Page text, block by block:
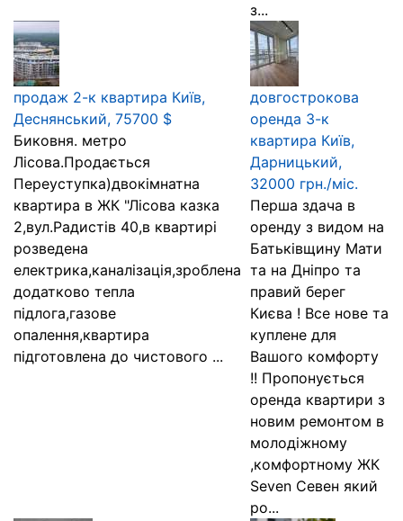
з...
продаж 2-к квартира Київ,
Деснянський, 75700 $
Биковня. метро
Лісова.Продається
Переуступка)двокімнатна
квартира в ЖК "Лісова казка
2,вул.Радистів 40,в квартирі
розведена
електрика,каналізація,зроблена
додатково тепла
підлога,газове
опалення,квартира
підготовлена до чистового ...
довгострокова
оренда 3-к
квартира Київ,
Дарницький,
32000 грн./міс.
Перша здача в
оренду з видом на
Батьківщину Мати
та на Дніпро та
правий берег
Києва ! Все нове та
куплене для
Вашого комфорту
!! Пропонується
оренда квартири з
новим ремонтом в
молодіжному
,комфортному ЖК
Seven Севен який
ро...